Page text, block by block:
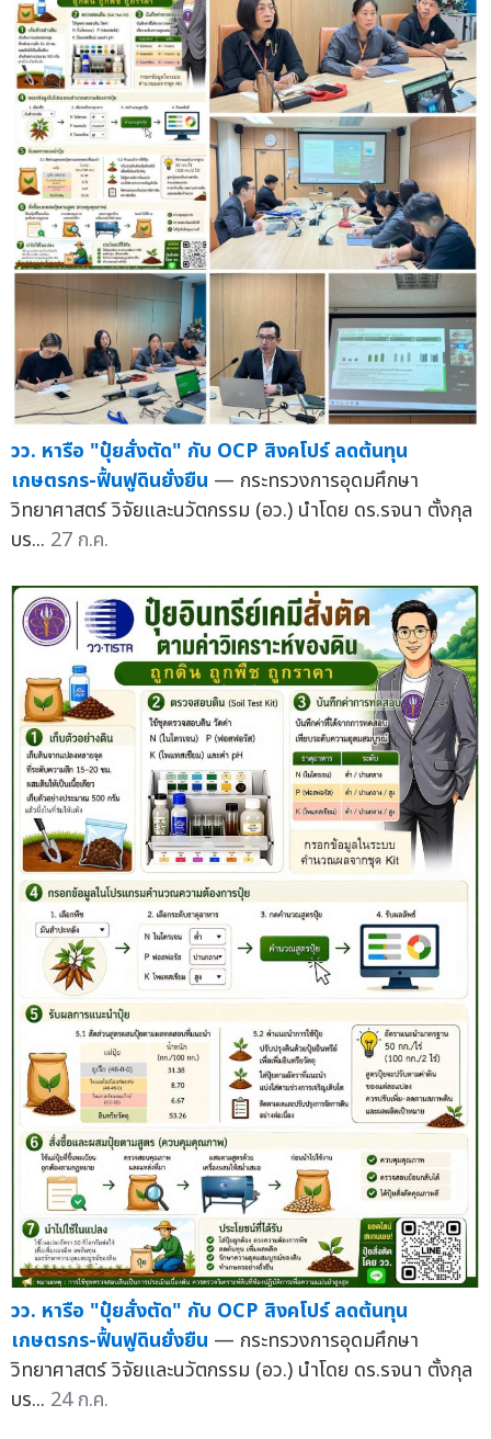
วว. หารือ "ปุ๋ยสั่งตัด" กับ OCP สิงคโปร์ ลดต้นทุน
เกษตรกร-ฟื้นฟูดินยั่งยืน — กระทรวงการอุดมศึกษา
วิทยาศาสตร์ วิจัยและนวัตกรรม (อว.) นำโดย ดร.รจนา ตั้งกุล
บร... 27 ก.ค.
วว. หารือ "ปุ๋ยสั่งตัด" กับ OCP สิงคโปร์ ลดต้นทุน
เกษตรกร-ฟื้นฟูดินยั่งยืน — กระทรวงการอุดมศึกษา
วิทยาศาสตร์ วิจัยและนวัตกรรม (อว.) นำโดย ดร.รจนา ตั้งกุล
บร... 24 ก.ค.